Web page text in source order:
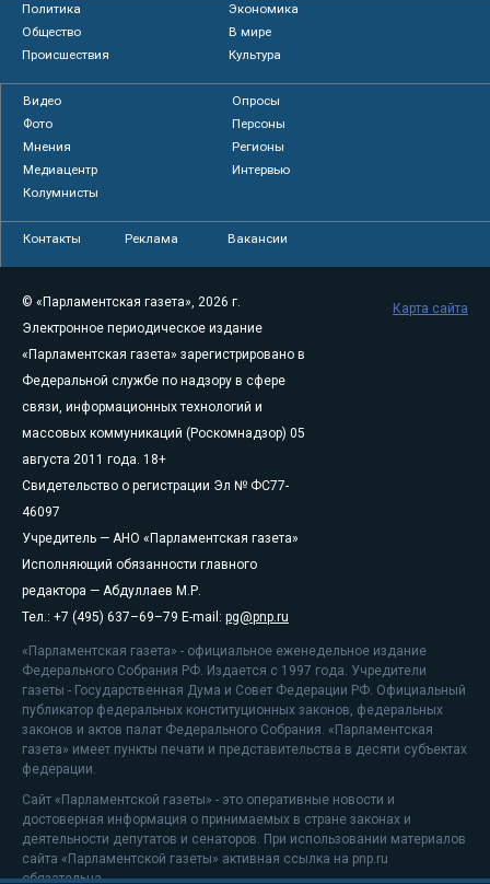
Политика
Экономика
Общество
В мире
Происшествия
Культура
Видео
Опросы
Фото
Персоны
Мнения
Регионы
Медиацентр
Интервью
Колумнисты
Контакты Реклама Вакансии
© «Парламентская газета», 2026 г.
Электронное периодическое издание
«Парламентская газета» зарегистрировано в
Федеральной службе по надзору в сфере
связи, информационных технологий и
массовых коммуникаций (Роскомнадзор) 05
августа 2011 года. 18+
Свидетельство о регистрации Эл № ФС77-
46097
Учредитель — АНО «Парламентская газета»
Исполняющий обязанности главного
редактора — Абдуллаев М.Р.
Тел.: +7 (495) 637–69–79 E-mail: pg@pnp.ru
«Парламентская газета» - официальное еженедельное издание
Федерального Собрания РФ. Издается с 1997 года. Учредители
газеты - Государственная Дума и Совет Федерации РФ. Официальный
публикатор федеральных конституционных законов, федеральных
законов и актов палат Федерального Собрания. «Парламентская
газета» имеет пункты печати и представительства в десяти субъектах
федерации.
Сайт «Парламентской газеты» - это оперативные новости и
достоверная информация о принимаемых в стране законах и
деятельности депутатов и сенаторов. При использовании материалов
сайта «Парламентской газеты» активная ссылка на pnp.ru
обязательна.
Карта сайта